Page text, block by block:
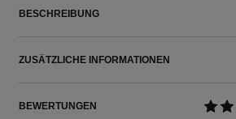
BESCHREIBUNG
ZUSÄTZLICHE INFORMATIONEN
BEWERTUNGEN